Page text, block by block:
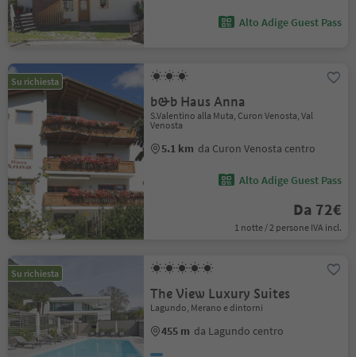
Alto Adige Guest Pass
Su richiesta
b&b Haus Anna
S.Valentino alla Muta, Curon Venosta, Val
Venosta
5.1 km da Curon Venosta centro
Alto Adige Guest Pass
Da 72€
1 notte / 2 persone IVA incl.
Su richiesta
The View Luxury Suites
Lagundo, Merano e dintorni
455 m da Lagundo centro